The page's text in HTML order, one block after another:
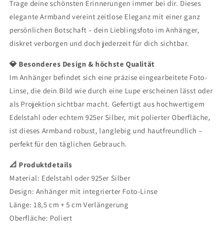
Trage deine schönsten Erinnerungen immer bei dir. Dieses
elegante Armband vereint zeitlose Eleganz mit einer ganz
persönlichen Botschaft – dein Lieblingsfoto im Anhänger,
diskret verborgen und doch jederzeit für dich sichtbar.
💎 Besonderes Design & höchste Qualität
Im Anhänger befindet sich eine präzise eingearbeitete Foto-
Linse, die dein Bild wie durch eine Lupe erscheinen lässt oder
als Projektion sichtbar macht. Gefertigt aus hochwertigem
Edelstahl oder echtem 925er Silber, mit polierter Oberfläche,
ist dieses Armband robust, langlebig und hautfreundlich –
perfekt für den täglichen Gebrauch.
📐 Produktdetails
Material: Edelstahl oder 925er Silber
Design: Anhänger mit integrierter Foto-Linse
Länge: 18,5 cm + 5 cm Verlängerung
Oberfläche: Poliert